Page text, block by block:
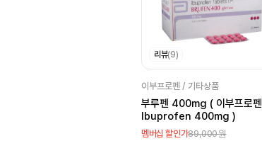
리뷰(9)
이부프로펜 / 기타상품
부루펜 400mg ( 이부프로펜
Ibuprofen 400mg )
멤버십 할인가89,000원